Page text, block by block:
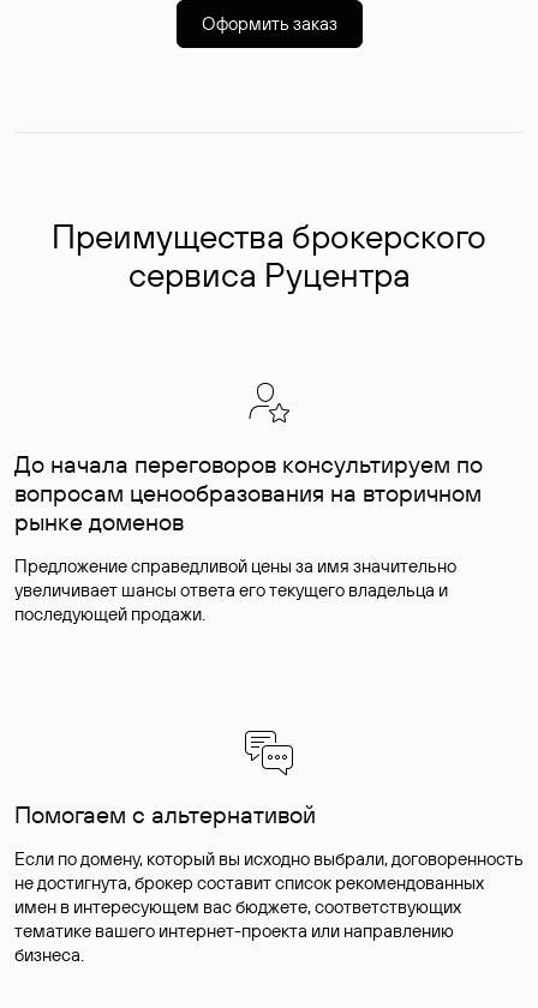
Оформить заказ
Преимущества брокерского
сервиса Руцентра
До начала переговоров консультируем по
вопросам ценообразования на вторичном
рынке доменов
Предложение справедливой цены за имя значительно
увеличивает шансы ответа его текущего владельца и
последующей продажи.
Помогаем с альтернативой
Если по домену, который вы исходно выбрали, договоренность
не достигнута, брокер составит список рекомендованных
имен в интересующем вас бюджете, соответствующих
тематике вашего интернет-проекта или направлению
бизнеса.